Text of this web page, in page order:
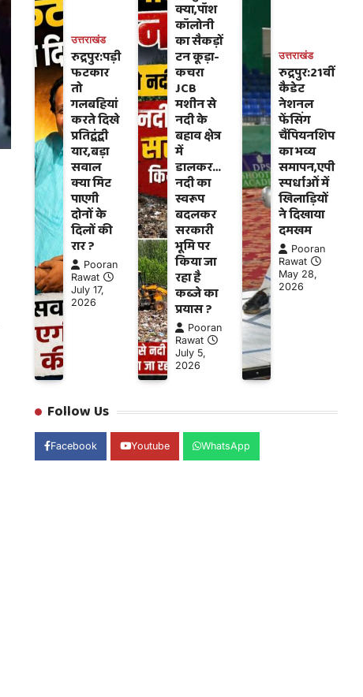
उत्तराखंड
रुद्रपुर:पड़ी
फटकार
तो
गलबहियां
करते दिखे
प्रतिद्वंद्वी
यार,बड़ा
सवाल
क्या मिट
पाएगी
दोनों के
दिलों की
रार ?
Pooran
Rawat
July 17,
2026
क्या,पॉश
कॉलोनी
का सैकड़ों
टन कूड़ा-
कचरा
JCB
मशीन से
नदी के
बहाव क्षेत्र
में
डालकर…
नदी का
स्वरूप
बदलकर
सरकारी
भूमि पर
किया जा
रहा है
कब्जे का
प्रयास ?
Pooran
Rawat
July 5,
2026
उत्तराखंड
रुद्रपुर:21वीं
कैडेट
नेशनल
फेंसिंग
चैंपियनशिप
का भव्य
समापन,एपी
स्पर्धाओं में
खिलाड़ियों
ने दिखाया
दमखम
Pooran
Rawat
May 28,
2026
Follow Us
Facebook Youtube WhatsApp